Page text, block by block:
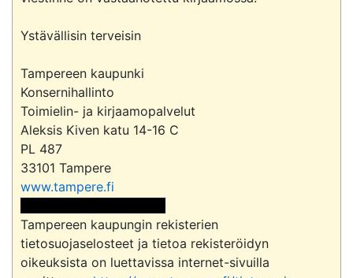
Ystävällisin terveisin
Tampereen kaupunki
Konsernihallinto
Toimielin- ja kirjaamopalvelut
Aleksis Kiven katu 14-16 C
PL 487
www.tampere.fi
Tampereen kaupungin rekisterien
tietosuojaselosteet ja tietoa rekisteröidyn
oikeuksista on luettavissa internet-sivuilla